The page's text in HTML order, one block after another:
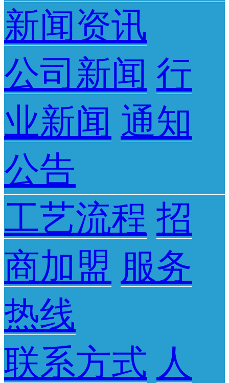
新闻资讯
公司新闻 行
业新闻 通知
公告
工艺流程 招
商加盟 服务
热线
联系方式 人